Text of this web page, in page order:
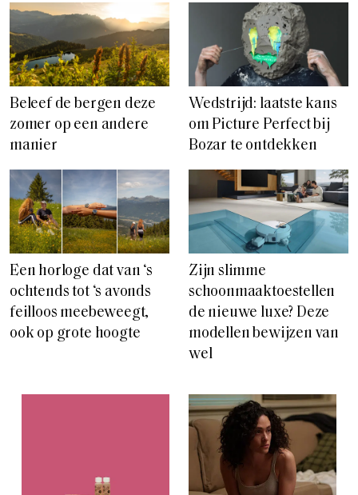
Beleef de bergen deze
zomer op een andere
manier
Wedstrijd: laatste kans
om Picture Perfect bij
Bozar te ontdekken
Een horloge dat van ‘s
ochtends tot ‘s avonds
feilloos meebeweegt,
ook op grote hoogte
Zijn slimme
schoonmaaktoestellen
de nieuwe luxe? Deze
modellen bewijzen van
wel